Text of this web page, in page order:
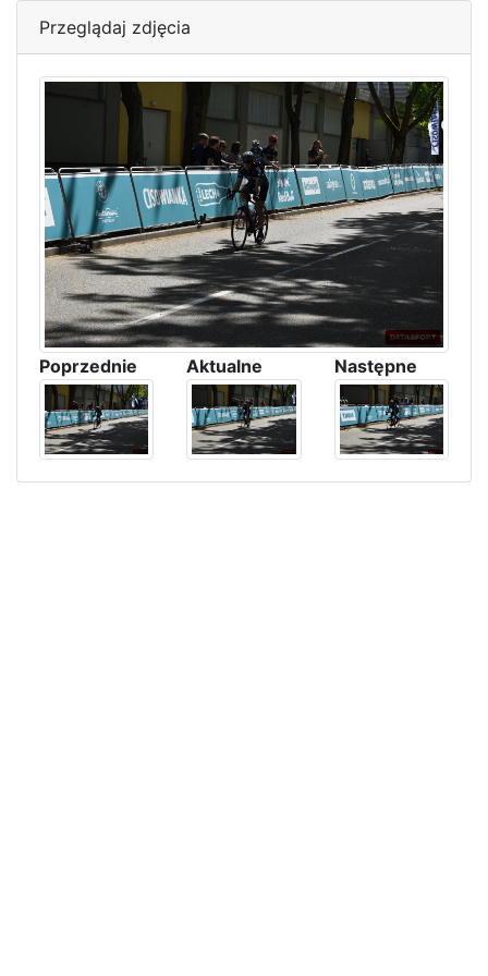
Przeglądaj zdjęcia
Poprzednie Aktualne Następne